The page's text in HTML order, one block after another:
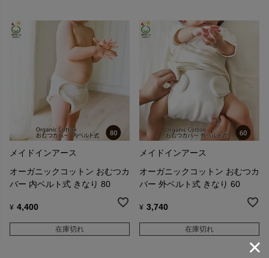
メイドインアース
オーガニックコットン おむつカ
バー 内ベルト式 きなり 80
¥ 4,400
在庫切れ
メイドインアース
オーガニックコットン おむつカ
バー 外ベルト式 きなり 60
¥ 3,740
在庫切れ